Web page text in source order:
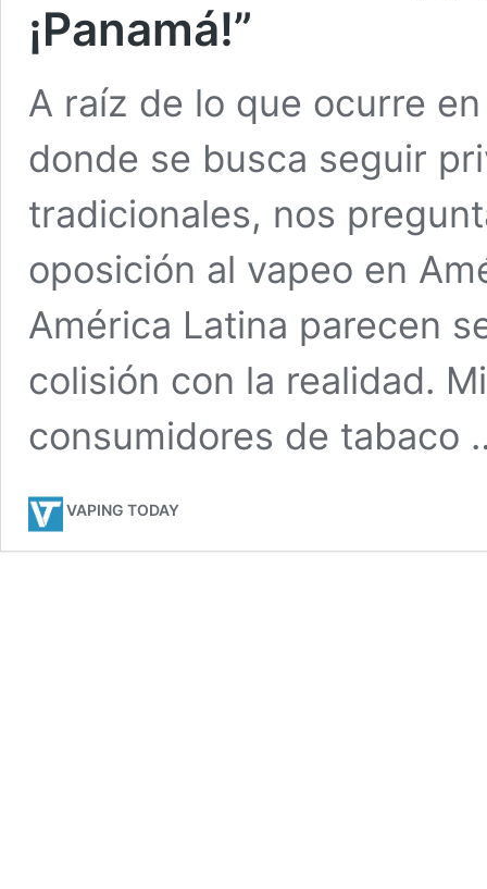
¡Panamá!”
A raíz de lo que ocurre
donde se busca seguir
tradicionales, nos
oposición al vapeo en
América Latina parecen
colisión con la realidad.
consumidores de tabaco
VAPING TODAY